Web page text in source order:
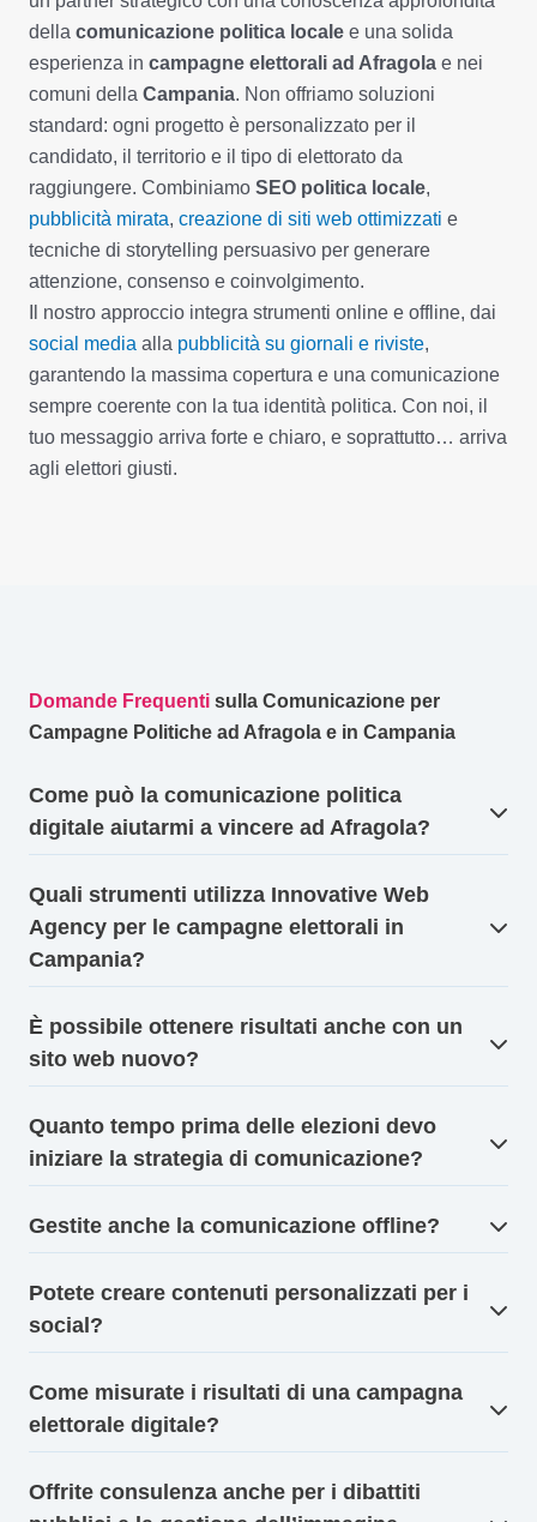
della comunicazione politica locale e una solida
esperienza in campagne elettorali ad Afragola e nei
comuni della Campania. Non offriamo soluzioni
standard: ogni progetto è personalizzato per il
candidato, il territorio e il tipo di elettorato da
raggiungere. Combiniamo SEO politica locale,
pubblicità mirata, creazione di siti web ottimizzati e
tecniche di storytelling persuasivo per generare
attenzione, consenso e coinvolgimento.
Il nostro approccio integra strumenti online e offline, dai
social media alla pubblicità su giornali e riviste,
garantendo la massima copertura e una comunicazione
sempre coerente con la tua identità politica. Con noi, il
tuo messaggio arriva forte e chiaro, e soprattutto… arriva
agli elettori giusti.
Domande Frequenti sulla Comunicazione per
Campagne Politiche ad Afragola e in Campania
Come può la comunicazione politica
digitale aiutarmi a vincere ad Afragola?
Quali strumenti utilizza Innovative Web
Agency per le campagne elettorali in
Campania?
È possibile ottenere risultati anche con un
sito web nuovo?
Quanto tempo prima delle elezioni devo
iniziare la strategia di comunicazione?
Gestite anche la comunicazione offline?
Potete creare contenuti personalizzati per i
social?
Come misurate i risultati di una campagna
elettorale digitale?
Offrite consulenza anche per i dibattiti